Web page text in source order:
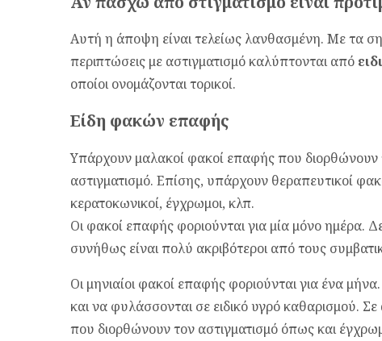
Αυτή η άποψη είναι τελείως λανθασμένη. Με τα
περιπτώσεις με αστιγματισμό καλύπτονται από
οποίοι ονομάζονται τορικοί.
Είδη φακών επαφής
Υπάρχουν μαλακοί φακοί επαφής που
αστιγματισμό. Επίσης, υπάρχουν θεραπευτικοί
κερατοκωνικοί, έγχρωμοι, κλπ.
Οι φακοί επαφής φοριούνται για μία μόνο ημέρα.
συνήθως είναι πολύ ακριβότεροι από τους
Οι μηνιαίοι φακοί επαφής φοριούνται για ένα
και να φυλάσσονται σε ειδικό υγρό καθαρισμού.
που διορθώνουν τον αστιγματισμό όπως και